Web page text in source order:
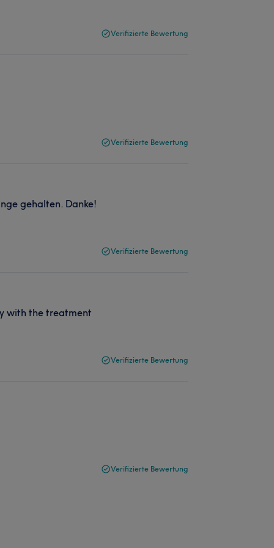
Verifizierte Bewertung
Verifizierte Bewertung
gehalten. Danke!
Verifizierte Bewertung
with the treatment
Verifizierte Bewertung
Verifizierte Bewertung